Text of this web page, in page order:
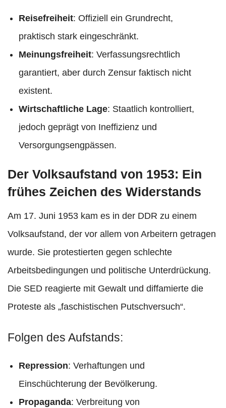
Reisefreiheit: Offiziell ein Grundrecht,
praktisch stark eingeschränkt.
Meinungsfreiheit: Verfassungsrechtlich
garantiert, aber durch Zensur faktisch nicht
existent.
Wirtschaftliche Lage: Staatlich kontrolliert,
jedoch geprägt von Ineffizienz und
Versorgungsengpässen.​
Der Volksaufstand von 1953: Ein
frühes Zeichen des Widerstands
Am 17. Juni 1953 kam es in der DDR zu einem
Volksaufstand, der vor allem von Arbeitern getragen
wurde. Sie protestierten gegen schlechte
Arbeitsbedingungen und politische Unterdrückung.
Die SED reagierte mit Gewalt und diffamierte die
Proteste als „faschistischen Putschversuch“.​
Folgen des Aufstands:
Repression: Verhaftungen und
Einschüchterung der Bevölkerung.
Propaganda: Verbreitung von